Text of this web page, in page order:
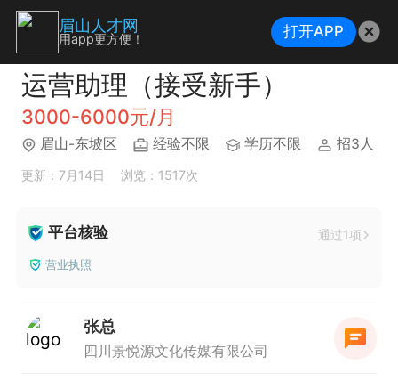
运营助理（接受新手）
3000-6000元/月
眉山-东坡区 经验不限 学历不限 招3人
更新：7月14日 浏览：1517次
平台核验 通过1项
营业执照
张总
四川景悦源文化传媒有限公司
眉山人才网
用app更方便！ 打开APP